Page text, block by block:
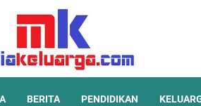
BERITA PENDIDIKAN